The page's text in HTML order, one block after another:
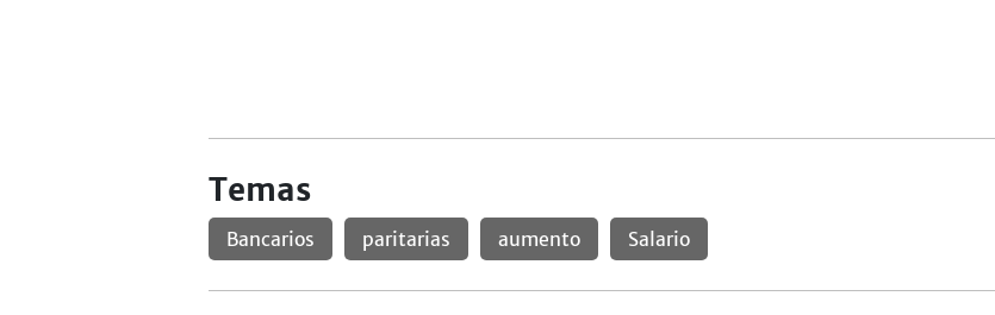
Temas
Bancarios paritarias aumento Salario